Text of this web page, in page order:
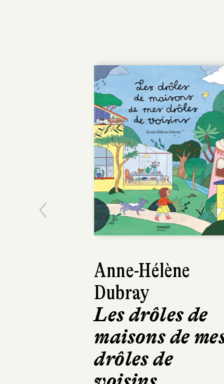
Sophie
Suzanne,
Brune,
The Apple
Flammarion
32 pages, 14,50 €
Previous